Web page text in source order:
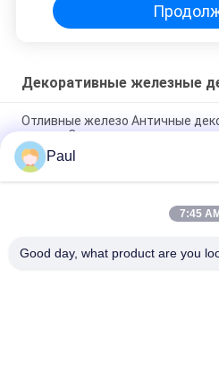
Декоративные железные
Отливные железо Античные
детали Садовые цветочные
Наружные кованые
Балконы из кованого железа
Массивные стальные прут
Paul
7:45 AM
Good day, what product are you